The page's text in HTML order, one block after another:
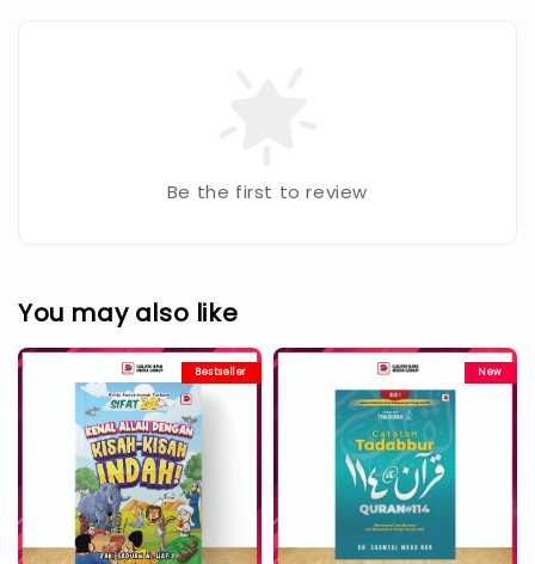
Be the first to review
You may also like
Bestseller New